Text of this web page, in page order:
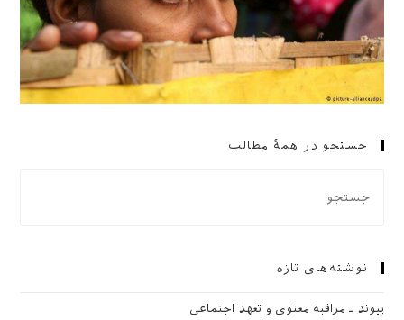
جستجو در همهٔ مطالب
نوشته‌های تازه
پیوند ـ مراقبه‌ معنوی و تعهد اجتماعی